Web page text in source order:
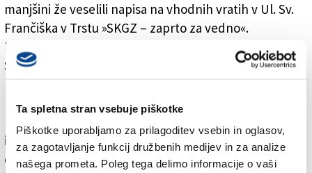
Ta spletna stran vsebuje piškotke
Piškotke uporabljamo za prilagoditev vsebin in oglasov,
za zagotavljanje funkcij družbenih medijev in za analize
našega prometa. Poleg tega delimo informacije o vaši
manjšini že veselili napisa na vhodnih vratih v Ul. Sv.
Frančiška v Trstu »SKGZ – zaprto za vedno«.
Dolgoletni predsednik SKGZ piše tudi o sodelovanju s
Svetom slovenskih organizacij in z njunima
Bandljem, manj naklonjeno pa o Dragu Štoki, s
izpovedi, med drugim, kako so avtorju leta 1996
odkrili raka.